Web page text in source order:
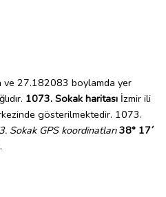
27.182083 boylamda yer
1073. Sokak haritası İzmir ili
gösterilmektedir. 1073.
Sokak GPS koordinatları 38° 17´
.